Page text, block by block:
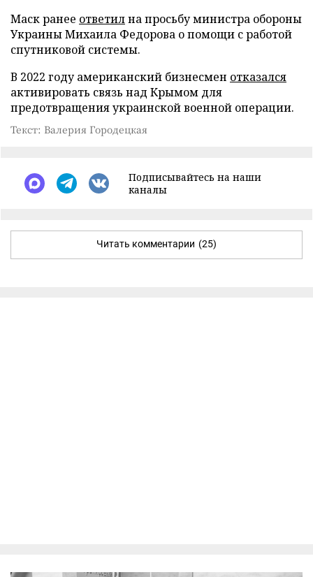
Маск ранее ответилна просьбу министра обороны
Украины Михаила Федорова о помощи с работой
спутниковой системы.
В 2022 году американский бизнесмен отказался
активировать связь над Крымом для
предотвращения украинской военной операции.
Текст: Валерия Городецкая
Подписывайтесь на наши
каналы
Читать комментарии (25)